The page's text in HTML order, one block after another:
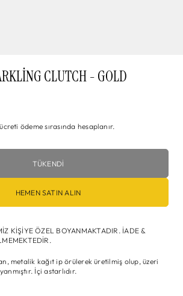
CLUTCH - GOLD
ücreti ödeme sırasında hesaplanır.
TÜKENDİ
HEMEN SATIN ALIN
KİŞİYE ÖZEL BOYANMAKTADIR. İADE &
metalik kağıt ip örülerek üretilmiş olup, üzeri
İçi astarlıdır.